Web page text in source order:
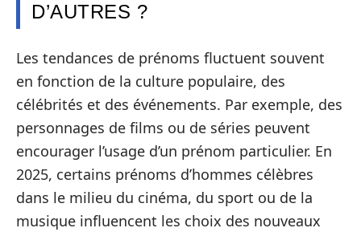
D’AUTRES ?
Les tendances de prénoms fluctuent souvent
en fonction de la culture populaire, des
célébrités et des événements. Par exemple, des
personnages de films ou de séries peuvent
encourager l’usage d’un prénom particulier. En
2025, certains prénoms d’hommes célèbres
dans le milieu du cinéma, du sport ou de la
musique influencent les choix des nouveaux